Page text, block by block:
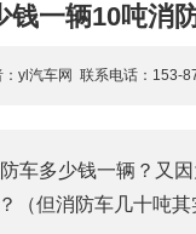
钱一辆10吨消
yl汽车网 联系电话：153-
车多少钱一辆？又
（但消防车几十吨